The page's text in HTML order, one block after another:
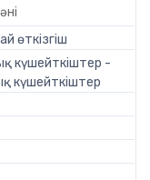
өткізгіш
күшейткіштер -
күшейткіштер